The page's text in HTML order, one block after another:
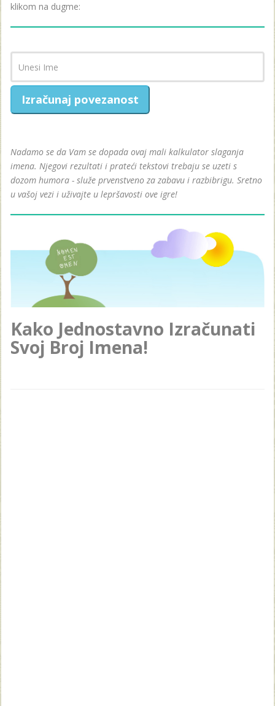
klikom na dugme:
Izračunaj povezanost
Nadamo se da Vam se dopada ovaj mali kalkulator slaganja
imena. Njegovi rezultati i prateći tekstovi trebaju se uzeti s
dozom humora - služe prvenstveno za zabavu i razbibrigu. Sretno
u vašoj vezi i uživajte u lepršavosti ove igre!
Kako Jednostavno Izračunati
Svoj Broj Imena!